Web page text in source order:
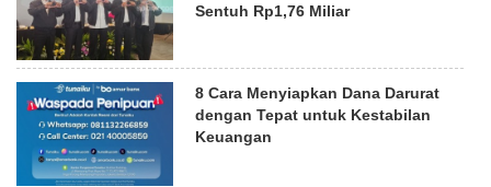
Sentuh Rp1,76 Miliar
8 Cara Menyiapkan Dana Darurat
dengan Tepat untuk Kestabilan
Keuangan